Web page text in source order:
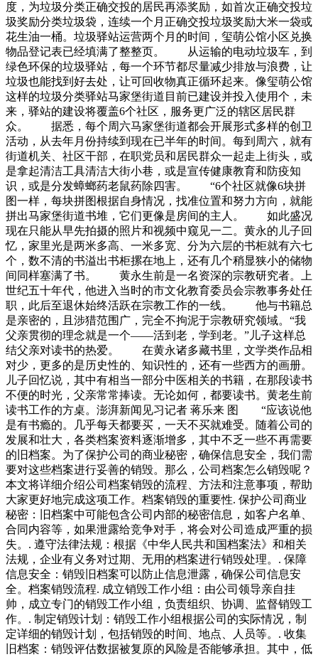
度，为垃圾分类正确交投的居民再添奖励，如首次正确交投垃
圾奖励分类垃圾袋，连续一个月正确交投垃圾奖励大米一袋或
花生油一桶。垃圾驿站运营两个月的时间，玺萌公馆小区兑换
物品登记表已经填满了整整页。 从运输的电动垃圾车，到
绿色环保的垃圾驿站，每一个环节都尽量减少排放与浪费，让
垃圾也能找到好去处，让可回收物真正循环起来。像玺萌公馆
这样的垃圾分类驿站马家堡街道目前已建设并投入使用个，未
来，驿站的建设将覆盖6个社区，服务更广泛的辖区居民群
众。 据悉，每个周六马家堡街道都会开展形式多样的创卫
活动，从去年月份持续到现在已半年的时间。每到周六，就有
街道机关、社区干部，在职党员和居民群众一起走上街头，或
是拿起清洁工具清洁大街小巷，或是宣传健康教育和防疫知
识，或是分发蟑螂药老鼠药除四害。 “6个社区就像6块拼
图一样，每块拼图根据自身情况，找准位置和努力方向，就能
拼出马家堡街道书堆，它们更像是房间的主人。 如此盛况
现在只能从早先拍摄的照片和视频中窥见一二。黄永的儿子回
忆，家里光是两米多高、一米多宽、分为六层的书柜就有六七
个，数不清的书溢出书柜摞在地上，还有几个稍显狭小的储物
间同样塞满了书。 黄永生前是一名资深的宗教研究者。上
世纪五十年代，他进入当时的市文化教育委员会宗教事务处任
职，此后至退休始终活跃在宗教工作的一线。 他与书籍总
是亲密的，且涉猎范围广，完全不拘泥于宗教研究领域。“我
父亲贯彻的理念就是一个——活到老，学到老。”儿子这样总
结父亲对读书的热爱。 在黄永诸多藏书里，文学类作品相
对少，更多的是历史性的、知识性的，还有一些西方的画册。
儿子回忆说，其中有相当一部分中医相关的书籍，在那段读书
不便的时光，父亲常常捧读。无论如何，都要读书。黄老生前
读书工作的方桌。澎湃新闻见习记者 蒋乐来 图 “应该说他
是有书瘾的。几乎每天都要买，一天不买就难受。随着公司的
发展和壮大，各类档案资料逐渐增多，其中不乏一些不再需要
的旧档案。为了保护公司的商业秘密，确保信息安全，我们需
要对这些档案进行妥善的销毁。那么，公司档案怎么销毁呢？
本文将详细介绍公司档案销毁的流程、方法和注意事项，帮助
大家更好地完成这项工作。档案销毁的重要性. 保护公司商业
秘密：旧档案中可能包含公司内部的秘密信息，如客户名单、
合同内容等，如果泄露给竞争对手，将会对公司造成严重的损
失。. 遵守法律法规：根据《中华人民共和国档案法》和相关
法规，企业有义务对过期、无用的档案进行销毁处理。. 保障
信息安全：销毁旧档案可以防止信息泄露，确保公司信息安
全。档案销毁流程. 成立销毁工作小组：由公司领导亲自挂
帅，成立专门的销毁工作小组，负责组织、协调、监督销毁工
作。. 制定销毁计划：销毁工作小组根据公司的实际情况，制
定详细的销毁计划，包括销毁的时间、地点、人员等。. 收集
旧档案：销毁评估数据被复原的风险是否能够承担。其中，低